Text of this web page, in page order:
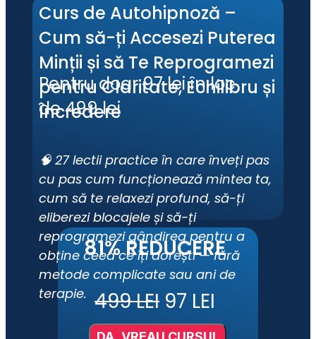
81% REDUCERE
499 LEI 97 LEI
Curs de Autohipnoză –
Cum să-ți Accesezi Puterea
Minții și să Te Reprogramezi
pentru Claritate, Echilibru și
Încredere
Pentru doar 97 lei în loc
de 499 lei
🧠 27 lectii practice în care înveți pas
cu pas cum funcționează mintea ta,
cum să te relaxezi profund, să-ți
eliberezi blocajele și să-ți
reprogramezi gândirea pentru a
obține ceea ce îți dorești — fără
metode complicate sau ani de
terapie.